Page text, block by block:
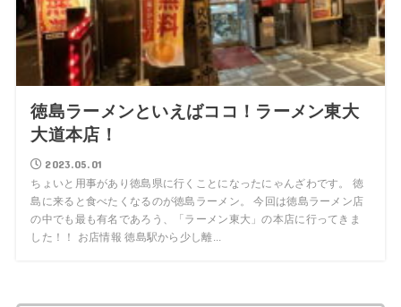
徳島ラーメンといえばココ！ラーメン東大
大道本店！
2023.05.01
ちょいと用事があり徳島県に行くことになったにゃんざわです。 徳
島に来ると食べたくなるのが徳島ラーメン。 今回は徳島ラーメン店
の中でも最も有名であろう、「ラーメン東大」の本店に行ってきま
した！！ お店情報 徳島駅から少し離...